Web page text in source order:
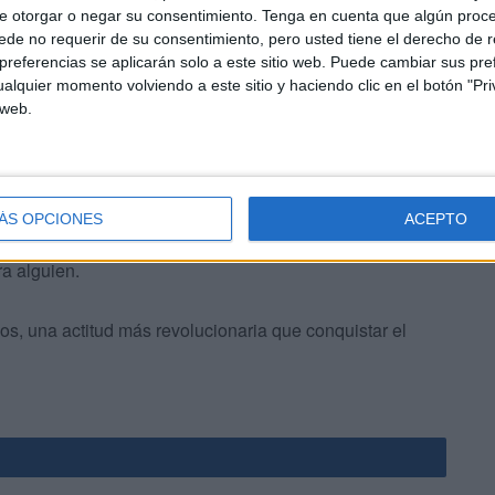
otorgar o negar su consentimiento. Tenga en cuenta que algún
no requerir de su consentimiento, pero usted tiene el derecho de
se aplicarán solo a este sitio web. Puede cambiar sus
momento volviendo a este sitio y haciendo clic en el botón
OPCIONES ACEPTO
que debemos hacer algo? ¿Cuándo
importan a nadie?
los que necesitan oír a alguien, esperar a alguien,
alguien.
una actitud más revolucionaria que conquistar el